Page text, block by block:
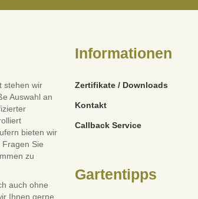
stehen wir
Auswahl an
bieten wir
Sie
zu
auch ohne
Ihnen gerne
Informationen
Zertifikate / Downloads
Kontakt
Callback Service
Gartentipps